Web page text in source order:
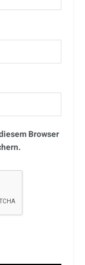
Browser